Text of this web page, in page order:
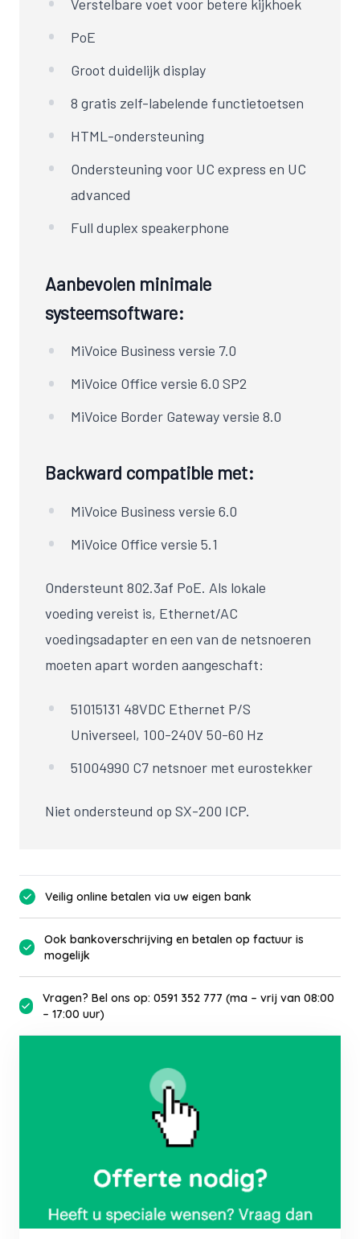
Verstelbare voet voor betere kijkhoek
PoE
Groot duidelijk display
8 gratis zelf-labelende functietoetsen
HTML -ondersteuning
Ondersteuning voor UC express en UC
advanced
Full duplex speakerphone
Aanbevolen minimale
systeemsoftware:
MiVoice Business versie 7.0
MiVoice Office versie 6.0 SP2
MiVoice Border Gateway versie 8.0
Backward compatible met:
MiVoice Business versie 6.0
MiVoice Office versie 5.1
Ondersteunt 802.3af PoE. Als lokale
voeding vereist is, Ethernet/AC
voedingsadapter en een van de netsnoeren
moeten apart worden aangeschaft:
51015131 48VDC Ethernet P/S
Universeel, 100-240V 50-60 Hz
51004990 C7 netsnoer met eurostekker
Niet ondersteund op SX-200 ICP.
Veilig online betalen via uw eigen bank
Ook bankoverschrijving en betalen op factuur is
mogelijk
Vragen? Bel ons op: 0591 352 777 (ma – vrij van 08:00
– 17:00 uur)